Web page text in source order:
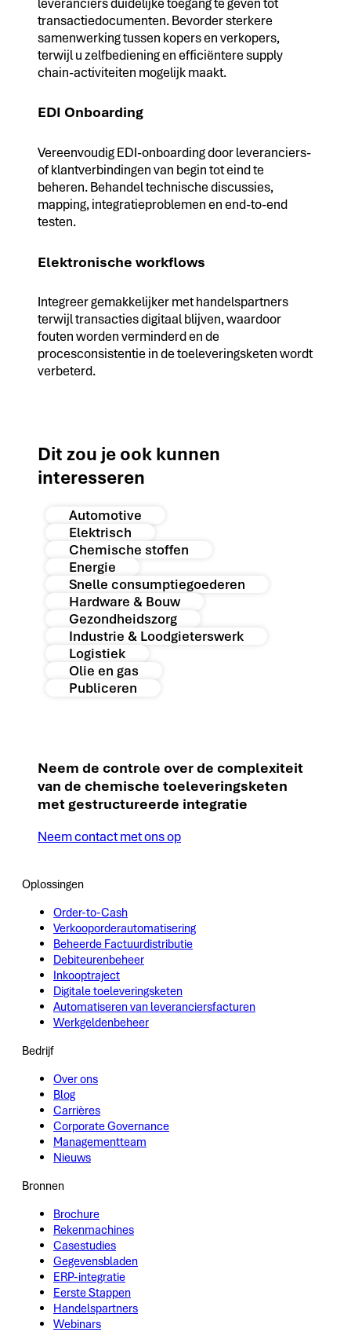
transactiedocumenten. Bevorder sterkere
samenwerking tussen kopers en verkopers,
terwijl u zelfbediening en efficiëntere supply
chain-activiteiten mogelijk maakt.
EDI Onboarding
Vereenvoudig EDI-onboarding door leveranciers-
of klantverbindingen van begin tot eind te
beheren. Behandel technische discussies,
mapping, integratieproblemen en end-to-end
testen.
Elektronische workflows
Integreer gemakkelijker met handelspartners
terwijl transacties digitaal blijven, waardoor
fouten worden verminderd en de
procesconsistentie in de toeleveringsketen wordt
verbeterd.
Dit zou je ook kunnen
interesseren
Automotive
Elektrisch
Chemische stoffen
Energie
Snelle consumptiegoederen
Hardware & Bouw
Gezondheidszorg
Industrie & Loodgieterswerk
Logistiek
Olie en gas
Publiceren
Neem de controle over de complexiteit
van de chemische toeleveringsketen
met gestructureerde integratie​
Neem contact met ons op
Oplossingen
Order-to-Cash
Verkooporderautomatisering
Beheerde Factuurdistributie
Debiteurenbeheer
Inkooptraject
Digitale toeleveringsketen
Automatiseren van leveranciersfacturen
Werkgeldenbeheer
Bedrijf
Over ons
Blog
Carrières
Corporate Governance
Managementteam
Nieuws
Bronnen
Brochure
Rekenmachines
Casestudies
Gegevensbladen
ERP-integratie
Eerste Stappen
Handelspartners
Webinars